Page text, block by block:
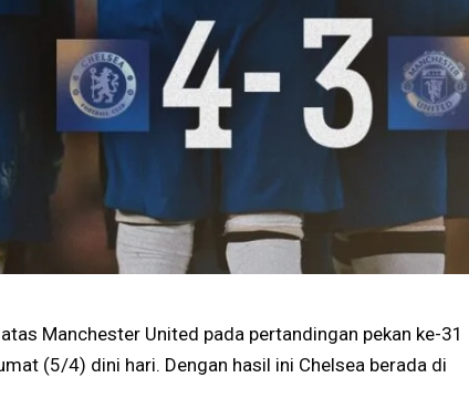
Manchester United pada pertandingan pekan ke-31
(5/4) dini hari. Dengan hasil ini Chelsea berada di